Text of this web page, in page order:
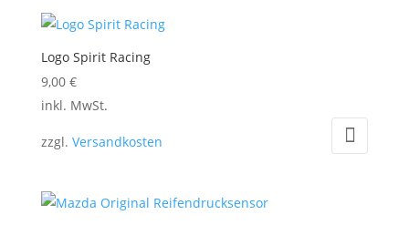
Logo Spirit Racing
9,00 €
Dieses
weist
Varianten
inkl. MwSt.
zzgl. Versandkosten